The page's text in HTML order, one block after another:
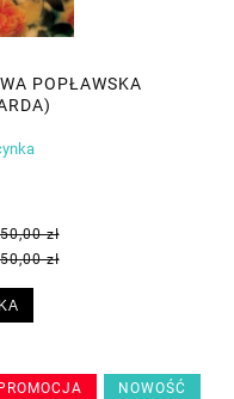
POPŁAWSKA
50,00 zł
50,00 zł
PROMOCJA NOWOŚĆ